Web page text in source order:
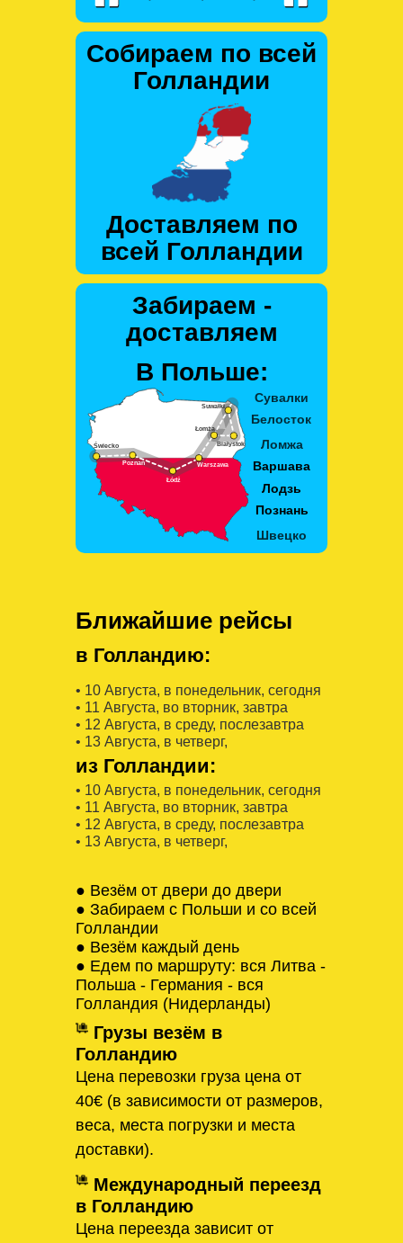
Собираем по всей
Голландии
Доставляем по
всей Голландии
Забираем -
доставляем
В Польше:
Ближайшие рейсы
в Голландию:
• 10 Августa, в понедельник, сегодня
• 11 Августa, во вторник, завтра
• 12 Августa, в среду, послезавтра
• 13 Августa, в четверг,
из Голландии:
• 10 Августa, в понедельник, сегодня
• 11 Августa, во вторник, завтра
• 12 Августa, в среду, послезавтра
• 13 Августa, в четверг,
● Везём от двери до двери
● Забираем с Польши и со всей
Голландии
● Везём каждый день
● Едем по маршруту: вся Литва -
Польша - Германия - вся
Голландия (Нидерланды)
Грузы везём в
Голландию
Цена перевозки груза цена от
40€ (в зависимости от размеров,
веса, места погрузки и места
доставки).
Международный переезд
в Голландию
Цена переезда зависит от